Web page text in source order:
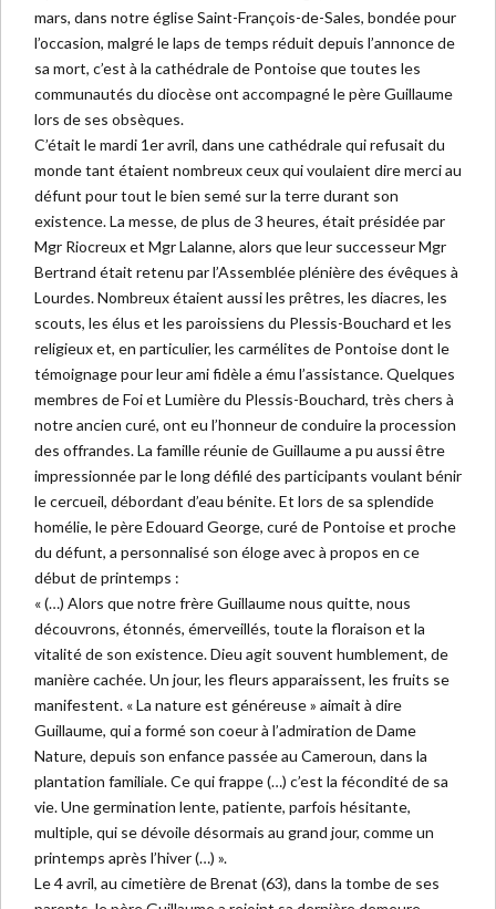
mars, dans notre église Saint-François-de-Sales, bondée pour
l’occasion, malgré le laps de temps réduit depuis l’annonce de
sa mort, c’est à la cathédrale de Pontoise que toutes les
communautés du diocèse ont accompagné le père Guillaume
lors de ses obsèques.
C’était le mardi 1er avril, dans une cathédrale qui refusait du
monde tant étaient nombreux ceux qui voulaient dire merci au
défunt pour tout le bien semé sur la terre durant son
existence. La messe, de plus de 3 heures, était présidée par
Mgr Riocreux et Mgr Lalanne, alors que leur successeur Mgr
Bertrand était retenu par l’Assemblée plénière des évêques à
Lourdes. Nombreux étaient aussi les prêtres, les diacres, les
scouts, les élus et les paroissiens du Plessis-Bouchard et les
religieux et, en particulier, les carmélites de Pontoise dont le
témoignage pour leur ami fidèle a ému l’assistance. Quelques
membres de Foi et Lumière du Plessis-Bouchard, très chers à
notre ancien curé, ont eu l’honneur de conduire la procession
des offrandes. La famille réunie de Guillaume a pu aussi être
impressionnée par le long défilé des participants voulant bénir
le cercueil, débordant d’eau bénite. Et lors de sa splendide
homélie, le père Edouard George, curé de Pontoise et proche
du défunt, a personnalisé son éloge avec à propos en ce
début de printemps :
« (…) Alors que notre frère Guillaume nous quitte, nous
découvrons, étonnés, émerveillés, toute la floraison et la
vitalité de son existence. Dieu agit souvent humblement, de
manière cachée. Un jour, les fleurs apparaissent, les fruits se
manifestent. « La nature est généreuse » aimait à dire
Guillaume, qui a formé son coeur à l’admiration de Dame
Nature, depuis son enfance passée au Cameroun, dans la
plantation familiale. Ce qui frappe (…) c’est la fécondité de sa
vie. Une germination lente, patiente, parfois hésitante,
multiple, qui se dévoile désormais au grand jour, comme un
printemps après l’hiver (…) ».
Le 4 avril, au cimetière de Brenat (63), dans la tombe de ses